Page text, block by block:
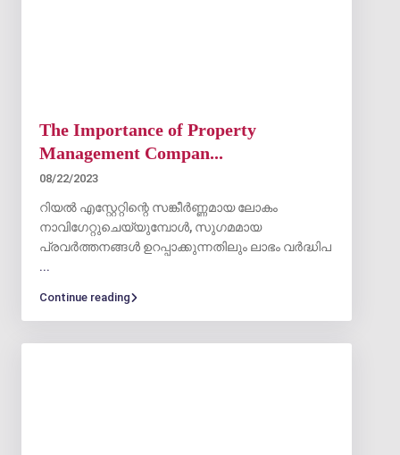
The Importance of Property
Management Compan...
08/22/2023
റിയൽ എസ്റ്റേറ്റിന്റെ സങ്കീർണ്ണമായ ലോകം
നാവിഗേറ്റുചെയ്യുമ്പോൾ, സുഗമമായ
പ്രവർത്തനങ്ങൾ ഉറപ്പാക്കുന്നതിലും ലാഭം വർദ്ധിപ
...
Continue reading